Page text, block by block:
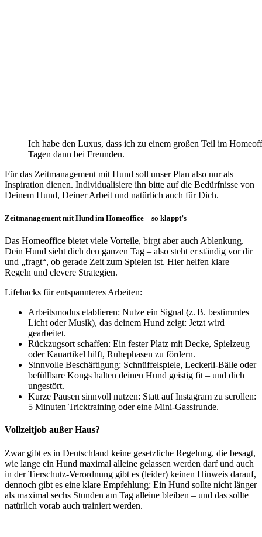
Ich habe den Luxus, dass ich zu einem großen Teil im
Tagen dann bei Freunden.
Für das Zeitmanagement mit Hund soll unser Plan also nur als
Inspiration dienen. Individualisiere ihn bitte auf die Bedürfnisse von
Deinem Hund, Deiner Arbeit und natürlich auch für Dich.
Zeitmanagement mit Hund im Homeoffice – so klappt’s
Das Homeoffice bietet viele Vorteile, birgt aber auch Ablenkung.
Dein Hund sieht dich den ganzen Tag – also steht er ständig vor dir
und „fragt“, ob gerade Zeit zum Spielen ist. Hier helfen klare
Regeln und clevere Strategien.
Lifehacks für entspannteres Arbeiten:
Arbeitsmodus etablieren: Nutze ein Signal (z. B. bestimmtes
Licht oder Musik), das deinem Hund zeigt: Jetzt wird
gearbeitet.
Rückzugsort schaffen: Ein fester Platz mit Decke, Spielzeug
oder Kauartikel hilft, Ruhephasen zu fördern.
Sinnvolle Beschäftigung: Schnüffelspiele, Leckerli-Bälle oder
befüllbare Kongs halten deinen Hund geistig fit – und dich
ungestört.
Kurze Pausen sinnvoll nutzen: Statt auf Instagram zu scrollen:
5 Minuten Tricktraining oder eine Mini-Gassirunde.
Vollzeitjob außer Haus?
Zwar gibt es in Deutschland keine gesetzliche Regelung, die besagt,
wie lange ein Hund maximal alleine gelassen werden darf und auch
in der Tierschutz-Verordnung gibt es (leider) keinen Hinweis darauf,
dennoch gibt es eine klare Empfehlung: Ein Hund sollte nicht länger
als maximal sechs Stunden am Tag alleine bleiben – und das sollte
natürlich vorab auch trainiert werden.